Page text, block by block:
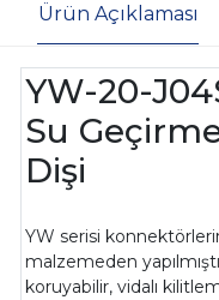
Ürün Açıklaması
YW-20-
Su
Dişi
YW serisi konnektörlerin
malzemeden
koruyabilir, vidalı